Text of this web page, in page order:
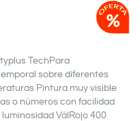
TechPara
sobre diferentes
Pintura muy visible
o números con facilidad
VálRojo 400